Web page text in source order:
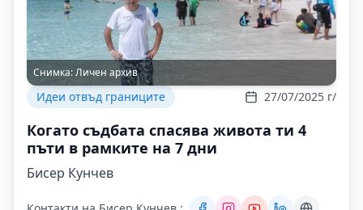
Снимка:Личен архив
Идеи отвъд границите 27/07/2025 г/
Когато съдбата спасява живота ти 4
пъти в рамките на 7 дни
Бисер Кунчев